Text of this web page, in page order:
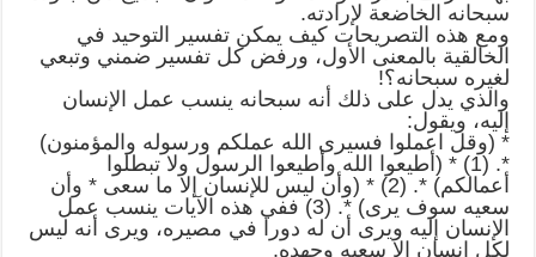
سبحانه الخاضعة لإرادته.
ومع هذه التصريحات كيف يمكن تفسير التوحيد في
الخالقية بالمعنى الأول، ورفض كل تفسير ضمني وتبعي
لغيره سبحانه؟!
والذي يدل على ذلك أنه سبحانه ينسب عمل الإنسان
إليه، ويقول:
* (وقل اعملوا فسيرى الله عملكم ورسوله والمؤمنون)
*. (1) * (أطيعوا الله وأطيعوا الرسول ولا تبطلوا
أعمالكم) *. (2) * (وأن ليس للإنسان إلا ما سعى * وأن
سعيه سوف يرى) *. (3) ففي هذه الآيات ينسب عمل
الإنسان إليه ويرى أن له دورا في مصيره، ويرى أنه ليس
لكل إنسان إلا سعيه وجهده.